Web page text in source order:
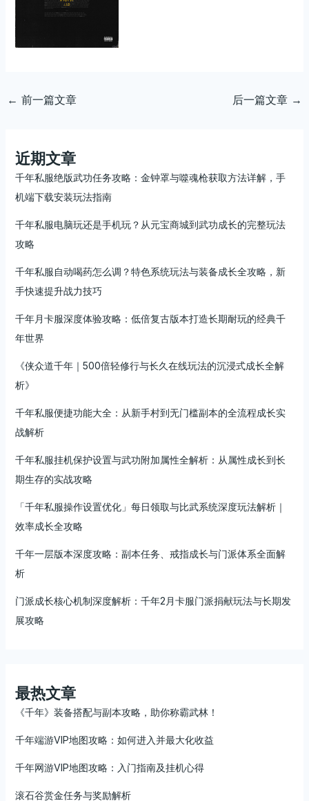
← 前一篇文章 后一篇文章 →
近期文章
千年私服绝版武功任务攻略：金钟罩与噬魂枪获取方法详解，手
机端下载安装玩法指南
千年私服电脑玩还是手机玩？从元宝商城到武功成长的完整玩法
攻略
千年私服自动喝药怎么调？特色系统玩法与装备成长全攻略，新
手快速提升战力技巧
千年月卡服深度体验攻略：低倍复古版本打造长期耐玩的经典千
年世界
《侠众道千年｜500倍轻修行与长久在线玩法的沉浸式成长全解
析》
千年私服便捷功能大全：从新手村到无门槛副本的全流程成长实
战解析
千年私服挂机保护设置与武功附加属性全解析：从属性成长到长
期生存的实战攻略
「千年私服操作设置优化」每日领取与比武系统深度玩法解析｜
效率成长全攻略
千年一层版本深度攻略：副本任务、戒指成长与门派体系全面解
析
门派成长核心机制深度解析：千年2月卡服门派捐献玩法与长期发
展攻略
最热文章
《千年》装备搭配与副本攻略，助你称霸武林！
千年端游VIP地图攻略：如何进入并最大化收益
千年网游VIP地图攻略：入门指南及挂机心得
滚石谷赏金任务与奖励解析